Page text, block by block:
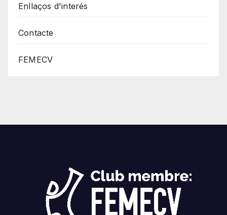
Enllaços d'interés
Contacte
FEMECV